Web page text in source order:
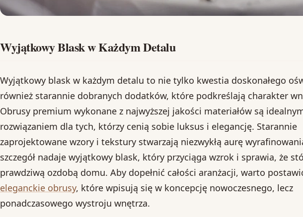
Wyjątkowy Blask w Każdym Detalu
Wyjątkowy blask w każdym detalu to nie tylko kwestia doskonałego
również starannie dobranych dodatków, które podkreślają charakter
Obrusy premium wykonane z najwyższej jakości materiałów są
rozwiązaniem dla tych, którzy cenią sobie luksus i elegancję. Starannie
zaprojektowane wzory i tekstury stwarzają niezwykłą aurę
szczegół nadaje wyjątkowy blask, który przyciąga wzrok i sprawia, że
prawdziwą ozdobą domu. Aby dopełnić całości aranżacji, warto
eleganckie obrusy, które wpisują się w koncepcję nowoczesnego, lecz
ponadczasowego wystroju wnętrza.